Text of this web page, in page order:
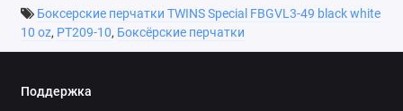
Боксерские перчатки TWINS Special FBGVL3-49 black white
10 oz, PT209-10, Боксёрские перчатки
Поддержка